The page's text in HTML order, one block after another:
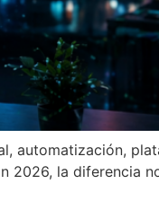
automatización,
2026, la diferencia